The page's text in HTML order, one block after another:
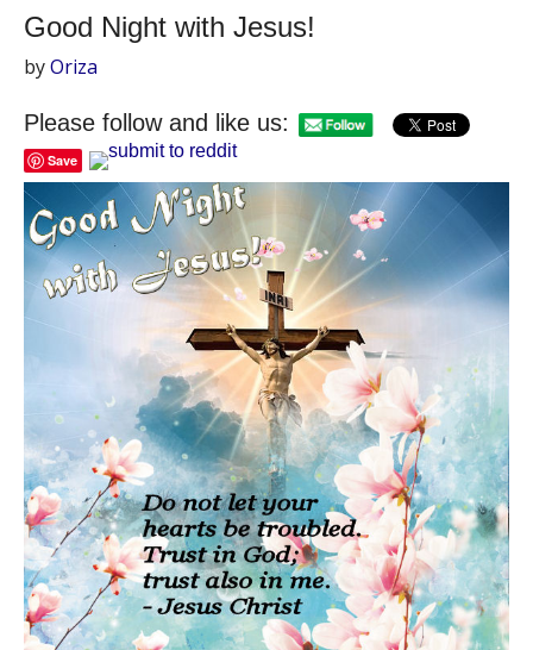
Good Night with Jesus!
byOriza
Please follow and like us:
Save